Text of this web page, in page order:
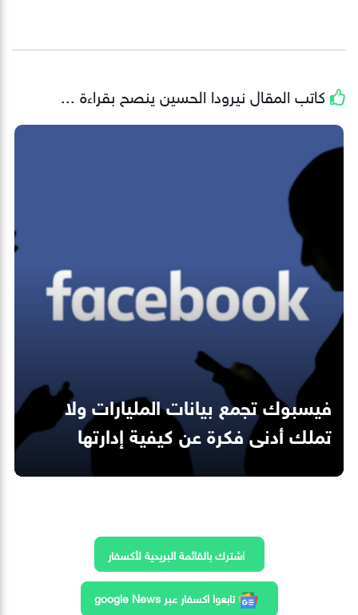
كاتب المقال نيرودا الحسين ينصح بقراءة ...
فيسبوك تجمع بيانات المليارات ولا
تملك أدنى فكرة عن كيفية إدارتها
اشترك بالقائمة البريدية لأكسفار
تابعوا اكسفار عبر google News